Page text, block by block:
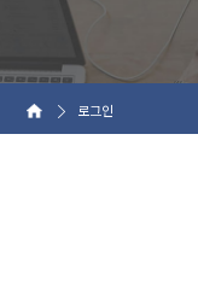
로그인